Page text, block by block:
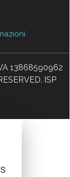
13868590962
ISP